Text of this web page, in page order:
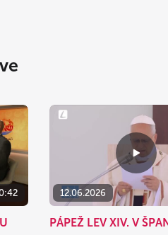
12.06.2026
PÁPEŽ LEV XIV. V